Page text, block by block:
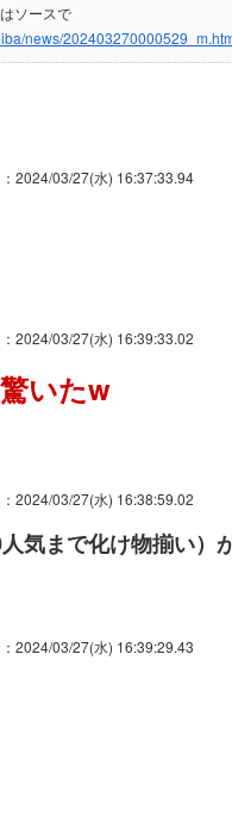
ソースで
news/
：2024/03/27(水) 16:37:33.94
：2024/03/27(水) 16:39:33.02
いたw
：2024/03/27(水) 16:38:59.02
気まで化け物揃い）
：2024/03/27(水) 16:39:29.43